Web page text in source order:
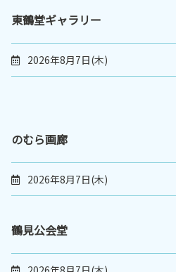
東鶴堂ギャラリー
2026年8月7日(木)
のむら画廊
2026年8月7日(木)
鶴見公会堂